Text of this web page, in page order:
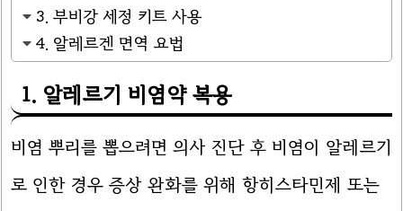
3. 부비강 세정 키트 사용
4. 알레르겐 면역 요법
1. 알레르기 비염약 복용
비염 뿌리를 뽑으려면 의사 진단 후 비염이 알레르기
로 인한 경우 증상 완화를 위해 항히스타민제 또는